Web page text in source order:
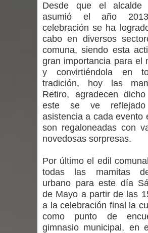
vacunarse
Mario Meza endurece
ministra de Salud por
Linares: “No dará la
Seremi de Desarrollo
mantiene despliegue
niños y adolescentes
emergencia.
Del anime al K-pop:
de Chile analizan el
por las culturas japonesa
Desde que el alcalde
asumió el año
celebración se ha
cabo en diversos
comuna, siendo esta
gran importancia para el
y convirtiéndola en
tradición, hoy las
Retiro, agradecen
este se ve
asistencia a cada evento
son regaloneadas con
novedosas sorpresas.
Por último el edil
todas las mamitas
urbano para este día
de Mayo a partir de las
a la celebración final la
como punto de
gimnasio municipal, en